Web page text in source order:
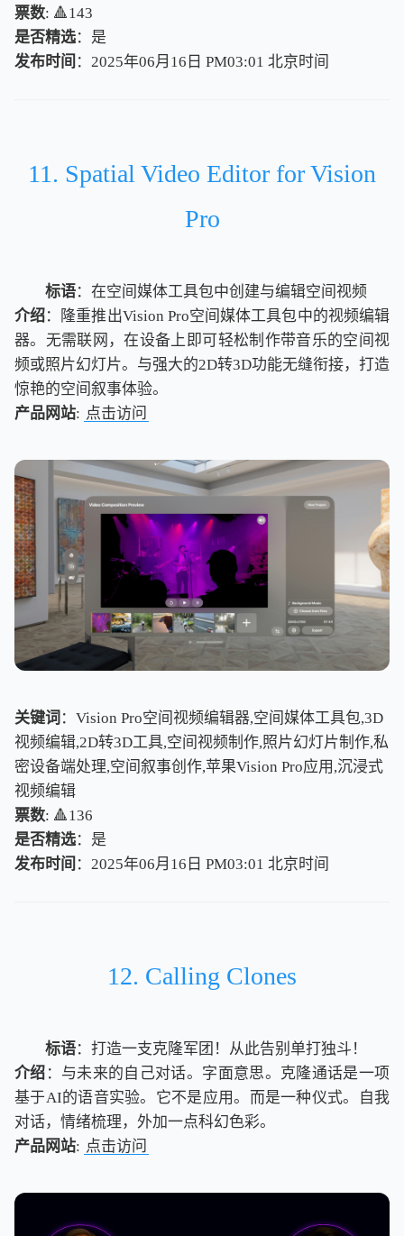
票数: 🔺143
是否精选：是
发布时间 ：2025年06月16日 PM03:01 北京时间
北京时间
11. Spatial Video Editor for Vision
Pro
标语：在空间媒体工具包中创建与编辑空间视频
介绍：隆重推出Vision Pro空间媒体工具包中的视频编辑
器。无需联网，在设备上即可轻松制作带音乐的空间视
频或照片幻灯片。与强大的2D转3D功能无缝衔接，打造
惊艳的空间叙事体验。
产品网站: 点击访问
关键词 ：Vision Pro空间视频编辑器,空间媒体工具包,3D
视频编辑,2D转3D工具,空间视频制作,照片幻灯片制作,私
密设备端处理,空间叙事创作,苹果Vision Pro应用,沉浸式
视频编辑
票数: 🔺136
是否精选：是
发布时间 ：2025年06月16日 PM03:01 北京时间
北京时间
12. Calling Clones
标语：打造一支克隆军团！从此告别单打独斗！
介绍 ：与未来的自己对话。字面意思。克隆通话是一项
基于AI的语音实验。它不是应用。而是一种仪式。自我
对话，情绪梳理，外加一点科幻色彩。
产品网站: 点击访问